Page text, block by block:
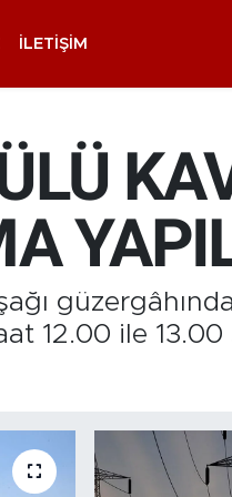
İLETIŞIM
12.00 ile 13.00